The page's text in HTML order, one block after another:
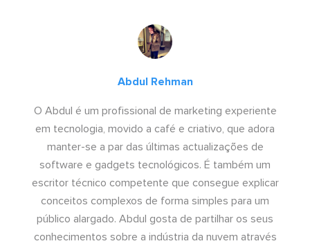
Abdul Rehman
O Abdul é um profissional de marketing experiente
em tecnologia, movido a café e criativo, que adora
manter-se a par das últimas actualizações de
software e gadgets tecnológicos. É também um
escritor técnico competente que consegue explicar
conceitos complexos de forma simples para um
público alargado. Abdul gosta de partilhar os seus
conhecimentos sobre a indústria da nuvem através